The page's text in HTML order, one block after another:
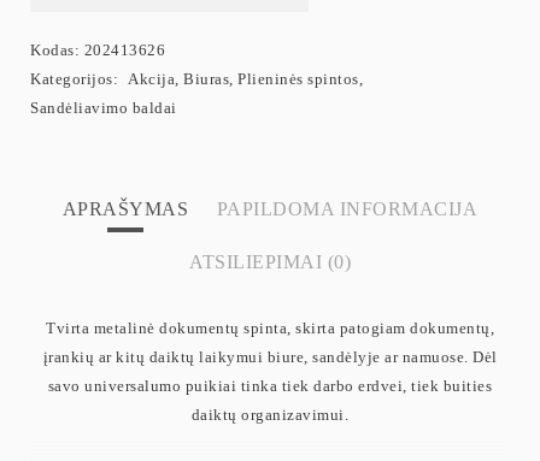
Kodas: 202413626
Kategorijos:
Akcija Biuras Plieninės spintos
Sandėliavimo baldai
APRAŠYMAS PAPILDOMA INFORMACIJA
ATSILIEPIMAI (0)
Tvirta metalinė dokumentų spinta, skirta patogiam dokumentų,
įrankių ar kitų daiktų laikymui biure, sandėlyje ar namuose. Dėl
savo universalumo puikiai tinka tiek darbo erdvei, tiek buities
daiktų organizavimui.